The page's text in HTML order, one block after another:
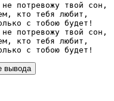
потревожу твой сон,
кто тебя любит,
с тобою будет!
потревожу твой сон,
кто тебя любит,
с тобою будет!
вывода